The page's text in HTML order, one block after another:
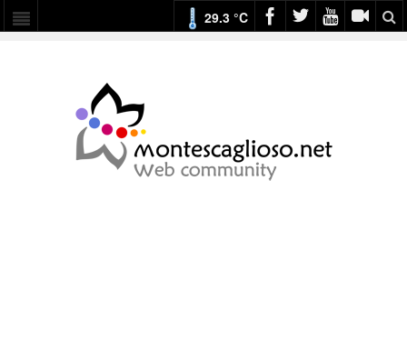
29.3 °C